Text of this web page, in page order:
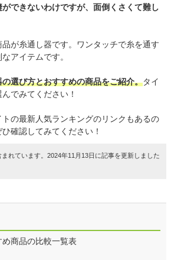
できないわけですが、面倒くさくて難し
が糸通し器です。ワンタッチで糸を通す
アイテムです。
選び方とおすすめの商品をご紹介。タイ
でみてください！
の最新人気ランキングのリンクもあるの
確認してみてください！
れています。2024年11月13日に記事を更新しました
め商品の比較一覧表